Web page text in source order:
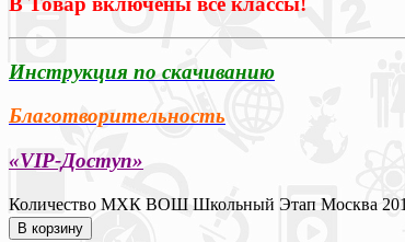
Инструкция по скачиванию
Благотворительность
«VIP-Доступ»
Количество МХК ВОШ Школьный Этап Москва
В корзину